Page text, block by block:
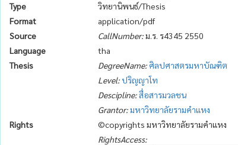
Type
วิทยานิพนธ์/Thesis
Format
application/pdf
Source
CallNumber:ม.ร. ร4345 2550
Language
tha
Thesis
DegreeName: ศิลปศาสตรมหาบัณฑิต
Level:ปริญญาโท
Descipline:สื่อสารมวลชน
Grantor:มหาวิทยาลัยรามคำแหง
Rights
©copyrights มหาวิทยาลัยรามคำแหง
RightsAccess: